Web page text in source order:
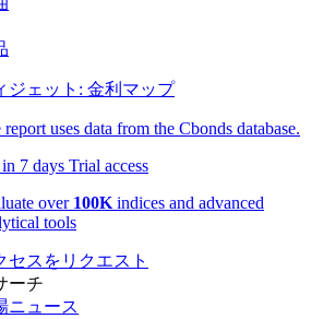
ジェット: 金利マップ
report uses data from the Cbonds database.
7 days Trial access
over 100K indices and advanced
tools
セスをリクエスト
ーチ
ニュース